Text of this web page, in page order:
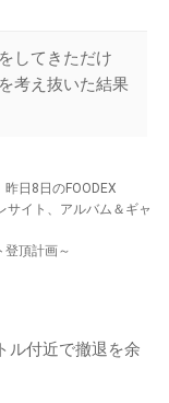
してきただけ
考え抜いた結果
日8日のFOODEX
サイト、アルバム＆ギャ
登頂計画～
ル付近で撤退を余